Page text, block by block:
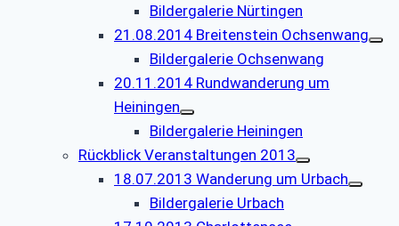
Bildergalerie Nürtingen
21.08.2014 Breitenstein Ochsenwang
Bildergalerie Ochsenwang
20.11.2014 Rundwanderung um
Heiningen
Bildergalerie Heiningen
Rückblick Veranstaltungen 2013
18.07.2013 Wanderung um Urbach
Bildergalerie Urbach